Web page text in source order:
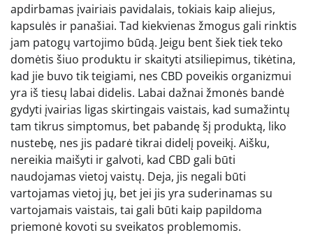
apdirbamas įvairiais pavidalais, tokiais kaip aliejus,
kapsulės ir panašiai. Tad kiekvienas žmogus gali rinktis
jam patogų vartojimo būdą. Jeigu bent šiek tiek teko
domėtis šiuo produktu ir skaityti atsiliepimus, tikėtina,
kad jie buvo tik teigiami, nes CBD poveikis organizmui
yra iš tiesų labai didelis. Labai dažnai žmonės bandė
gydyti įvairias ligas skirtingais vaistais, kad sumažintų
tam tikrus simptomus, bet pabandę šį produktą, liko
nustebę, nes jis padarė tikrai didelį poveikį. Aišku,
nereikia maišyti ir galvoti, kad CBD gali būti
naudojamas vietoj vaistų. Deja, jis negali būti
vartojamas vietoj jų, bet jei jis yra suderinamas su
vartojamais vaistais, tai gali būti kaip papildoma
priemonė kovoti su sveikatos problemomis.